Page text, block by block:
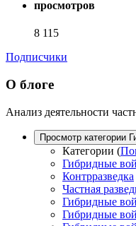
просмотров
8 115
Подписчики
О блоге
Анализ деятельности
Просмотр категории
Категории (
Гибридные
Контрразведка
Частная
Гибридные
Гибридные